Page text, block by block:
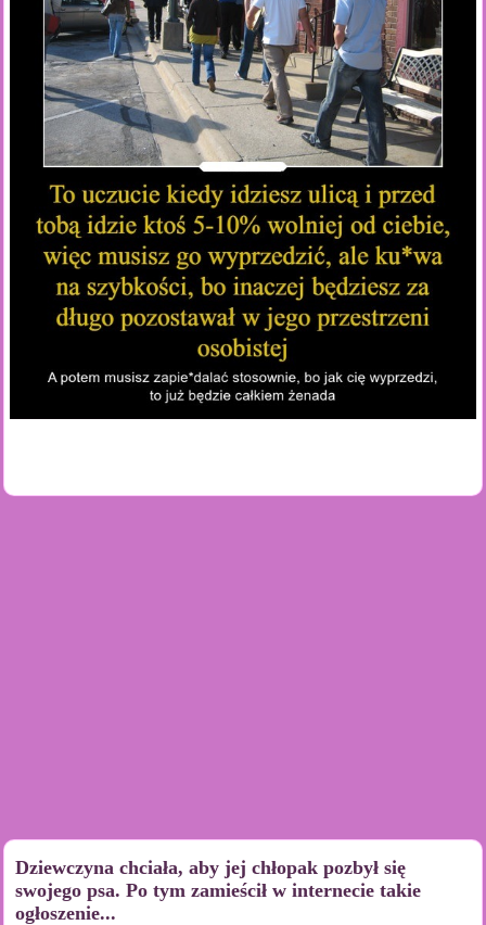
Dziewczyna chciała, aby jej chłopak pozbył się
swojego psa. Po tym zamieścił w internecie takie
ogłoszenie...